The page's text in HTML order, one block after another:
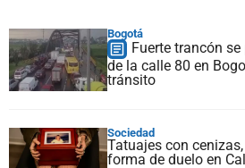
Bogotá
Fuerte trancón
de la calle 80 en
tránsito
Sociedad
Tatuajes con
forma de duelo en